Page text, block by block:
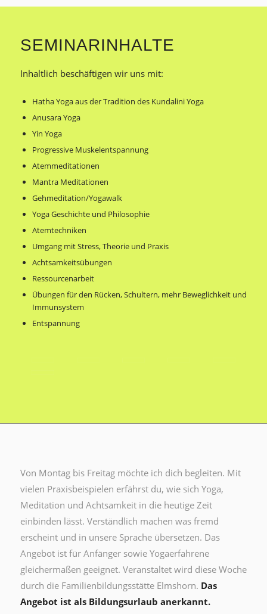
SEMINARINHALTE
Inhaltlich beschäftigen wir uns mit:
Hatha Yoga aus der Tradition des Kundalini Yoga
Anusara Yoga
Yin Yoga
Progressive Muskelentspannung
Atemmeditationen
Mantra Meditationen
Gehmeditation/Yogawalk
Yoga Geschichte und Philosophie
Atemtechniken
Umgang mit Stress, Theorie und Praxis
Achtsamkeitsübungen
Ressourcenarbeit
Übungen für den Rücken, Schultern, mehr Beweglichkeit und
Immunsystem
Entspannung
Von Montag bis Freitag möchte ich dich begleiten. Mit
vielen Praxisbeispielen erfährst du, wie sich Yoga,
Meditation und Achtsamkeit in die heutige Zeit
einbinden lässt. Verständlich machen was fremd
erscheint und in unsere Sprache übersetzen. Das
Angebot ist für Anfänger sowie Yogaerfahrene
gleichermaßen geeignet. Veranstaltet wird diese Woche
durch die Familienbildungsstätte Elmshorn. Das
Angebot ist als Bildungsurlaub anerkannt.